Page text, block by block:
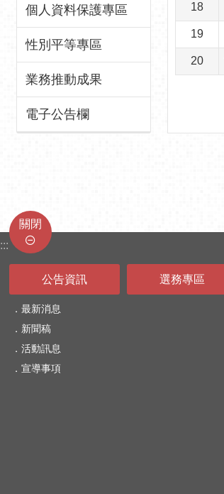
個人資料保護專區
性別平等專區
業務推動成果
電子公告欄
18
19
20
關閉
:::
公告資訊
最新消息
新聞稿
活動訊息
宣導事項
選務專區